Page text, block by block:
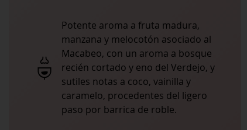
Potente aroma a fruta madura,
manzana y melocotón asociado al
Macabeo, con un aroma a bosque
recién cortado y eno del Verdejo, y
sutiles notas a coco, vainilla y
caramelo, procedentes del ligero
paso por barrica de roble.